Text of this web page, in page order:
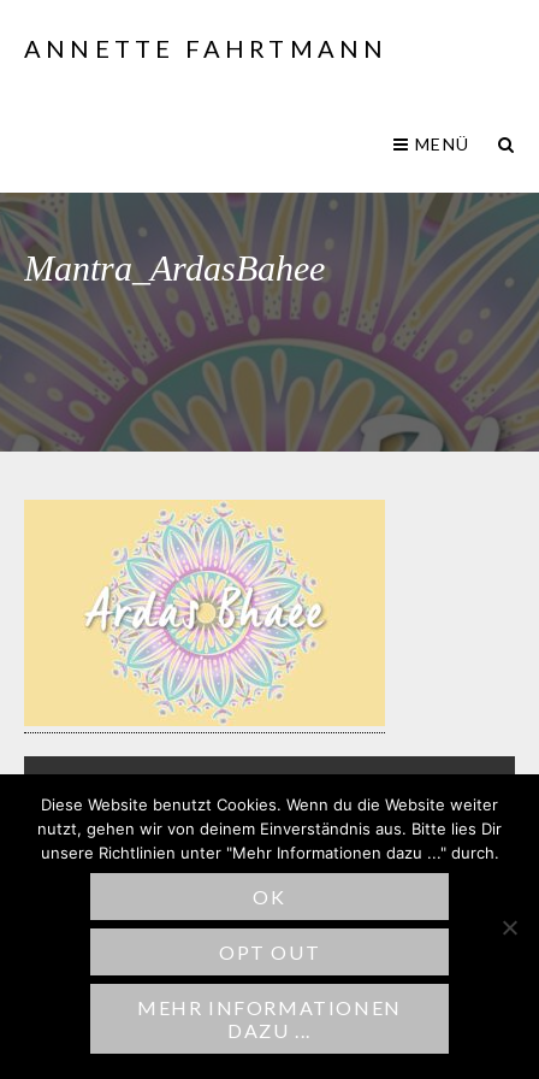
ANNETTE FAHRTMANN
MENÜ
Mantra_ArdasBahee
SCHREIBE EINEN
KOMMENTAR
Deine E-Mail-Adresse wird nicht
veröffentlicht. Erforderliche Felder sind
markiert
Kommentar*
Diese Website benutzt Cookies. Wenn du die Website weiter
nutzt, gehen wir von deinem Einverständnis aus. Bitte lies Dir
unsere Richtlinien unter "Mehr Informationen dazu ..." durch.
OK
OPT OUT
MEHR INFORMATIONEN
DAZU ...